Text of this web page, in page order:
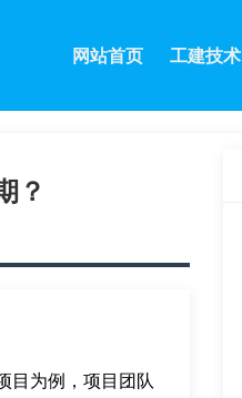
网站首页 工建技术
？
目为例，项目团队